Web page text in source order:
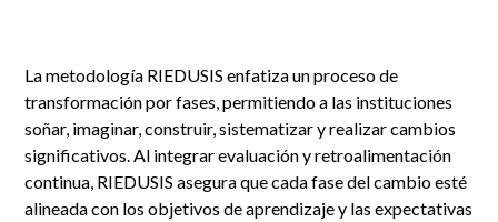
La metodología RIEDUSIS enfatiza un proceso de
transformación por fases, permitiendo a las instituciones
soñar, imaginar, construir, sistematizar y realizar cambios
significativos. Al integrar evaluación y retroalimentación
continua, RIEDUSIS asegura que cada fase del cambio esté
alineada con los objetivos de aprendizaje y las expectativas